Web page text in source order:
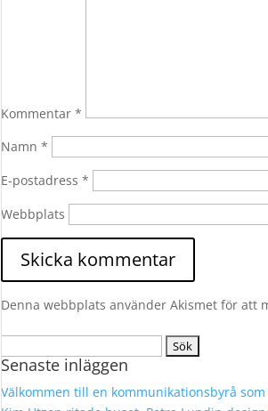
Kommentar*
Namn*
E-postadress*
Webbplats
Denna webbplats använder Akismet för att
efter:
Senaste inläggen
Välkommen till en kommunikationsbyrå